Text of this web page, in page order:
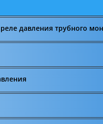
давления трубного